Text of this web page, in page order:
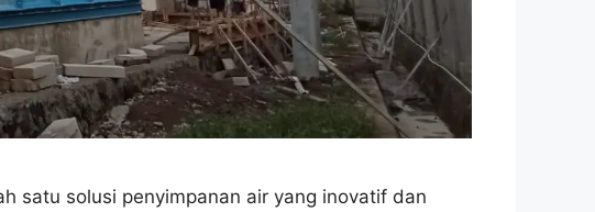
satu solusi penyimpanan air yang inovatif dan